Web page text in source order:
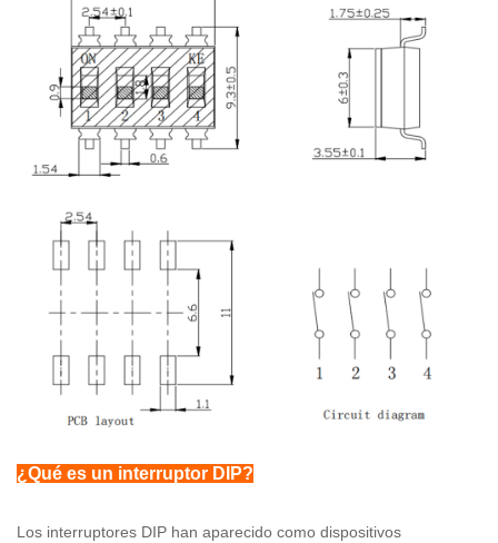
¿Qué es un interruptor DIP?
Los interruptores DIP han aparecido como dispositivos